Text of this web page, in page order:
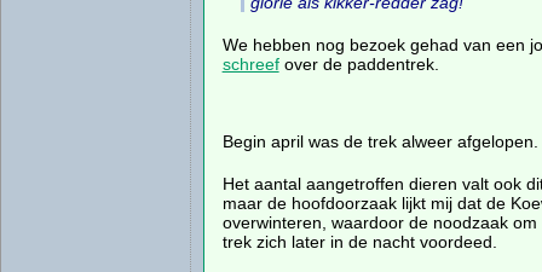
We hebben nog bezoek gehad van een
schreefover de paddentrek.
Begin april was de trek alweer afgelopen.
Het aantal aangetroffen dieren valt ook
maar de hoofdoorzaak lijkt mij dat de
overwinteren, waardoor de noodzaak
trek zich later in de nacht voordeed.